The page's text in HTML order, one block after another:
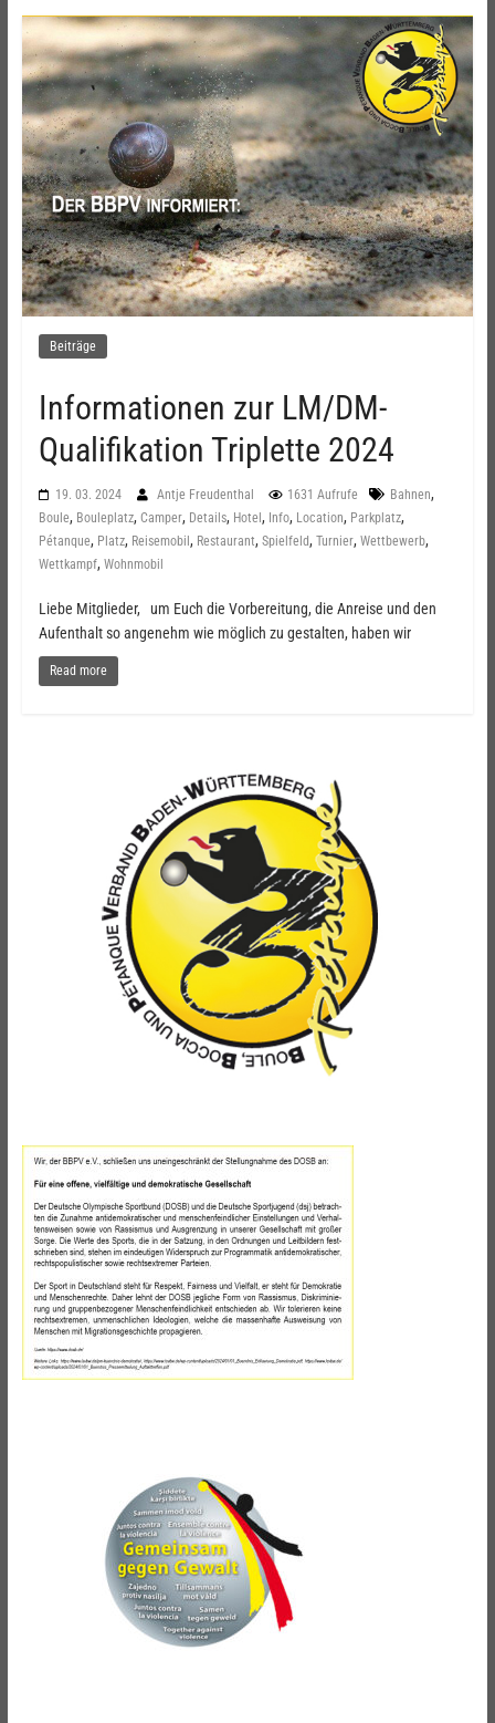
Beiträge
Informationen zur LM/DM-
Qualifikation Triplette 2024
19. 03. 2024 Antje Freudenthal 1631 Aufrufe Bahnen,
Boule, Bouleplatz, Camper, Details, Hotel , Info, Location, Parkplatz,
Pétanque, Platz, Reisemobil , Restaurant, Spielfeld, Turnier, Wettbewerb,
Wettkampf, Wohnmobil
Liebe Mitglieder, um Euch die Vorbereitung, die Anreise und den
Aufenthalt so angenehm wie möglich zu gestalten, haben wir
Read more